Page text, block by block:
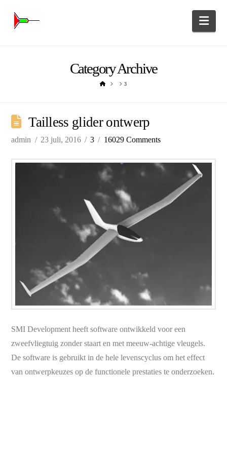
Category Archive
HOME 3
Tailless glider ontwerp
admin 23 juli, 2016 3 16029 Comments
SMI Development heeft software ontwikkeld voor een
zweefvliegtuig zonder staart en met meeuw-achtige vleugels.
De software is gebruikt in de hele levenscyclus om het effect
van ontwerpkeuzes op de functionele prestaties te onderzoeken.